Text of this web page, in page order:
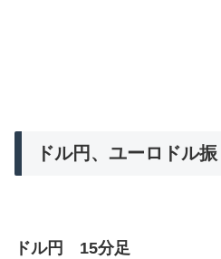
ドル円、ユーロドル振
ドル円 15分足